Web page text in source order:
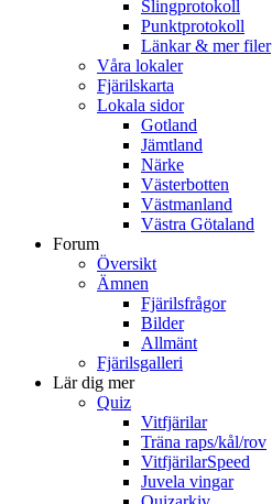
Slingprotokoll
Punktprotokoll
Länkar & mer filer
Våra lokaler
Fjärilskarta
Lokala sidor
Gotland
Jämtland
Närke
Västerbotten
Västmanland
Västra Götaland
Forum
Översikt
Ämnen
Fjärilsfrågor
Bilder
Allmänt
Fjärilsgalleri
Lär dig mer
Quiz
Vitfjärilar
Träna raps/kål/rov
VitfjärilarSpeed
Juvela vingar